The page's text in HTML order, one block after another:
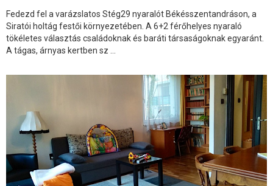
Fedezd fel a varázslatos Stég29 nyaralót Békésszentandráson, a
Siratói holtág festői környezetében. A 6+2 férőhelyes nyaraló
tökéletes választás családoknak és baráti társaságoknak egyaránt.
A tágas, árnyas kertben sz ...